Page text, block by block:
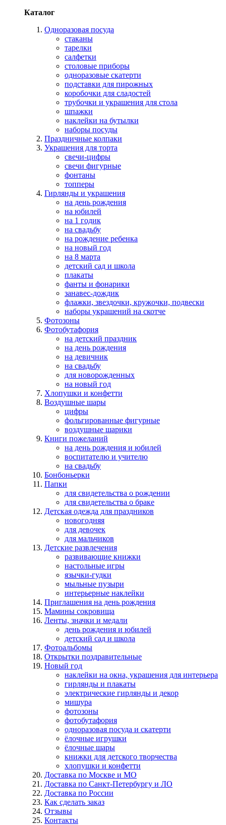
Каталог
Одноразовая посуда
стаканы
тарелки
салфетки
столовые приборы
одноразовые скатерти
подставки для пирожных
коробочки для сладостей
трубочки и украшения для стола
шпажки
наклейки на бутылки
наборы посуды
Праздничные колпаки
Украшения для торта
свечи-цифры
свечи фигурные
фонтаны
топперы
Гирлянды и украшения
на день рождения
на юбилей
на 1 годик
на свадьбу
на рождение ребенка
на новый год
на 8 марта
детский сад и школа
плакаты
фанты и фонарики
занавес-дождик
флажки, звездочки, кружочки, подвески
наборы украшений на скотче
Фотозоны
Фотобутафория
на детский праздник
на день рождения
на девичник
на свадьбу
для новорожденных
на новый год
Хлопушки и конфетти
Воздушные шары
цифры
фольгированные фигурные
воздушные шарики
Книги пожеланий
на день рождения и юбилей
воспитателю и учителю
на свадьбу
Бонбоньерки
Папки
для свидетельства о рождении
для свидетельства о браке
Детская одежда для праздников
новогодняя
для девочек
для мальчиков
Детские развлечения
развивающие книжки
настольные игры
язычки-гудки
мыльные пузыри
интерьерные наклейки
Приглашения на день рождения
Мамины сокровища
Ленты, значки и медали
день рождения и юбилей
детский сад и школа
Фотоальбомы
Открытки поздравительные
Новый год
наклейки на окна, украшения для интерьера
гирлянды и плакаты
электрические гирлянды и декор
мишура
фотозоны
фотобутафория
одноразовая посуда и скатерти
ёлочные игрушки
ёлочные шары
книжки для детского творчества
хлопушки и конфетти
Доставка по Москве и МО
Доставка по Санкт-Петербургу и ЛО
Доставка по России
Как сделать заказ
Отзывы
Контакты